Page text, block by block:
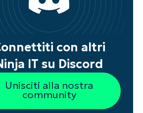
con altri
IT su Discord
Unisciti alla nostra
community